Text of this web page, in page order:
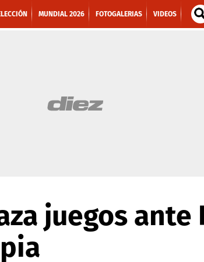
MUNDIAL 2026 FOTOGALERIAS VIDEOS
juegos ante